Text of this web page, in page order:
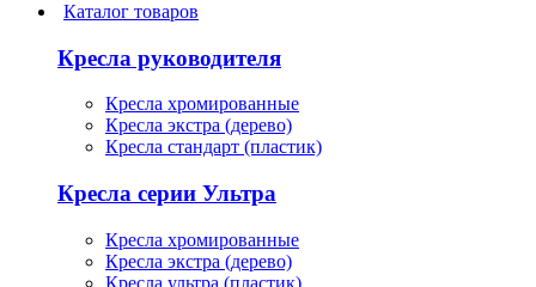
Каталог товаров
Кресла руководителя
Кресла хромированные
Кресла экстра (дерево)
Кресла стандарт (пластик)
Кресла серии Ультра
Кресла хромированные
Кресла экстра (дерево)
Кресла ультра (пластик)